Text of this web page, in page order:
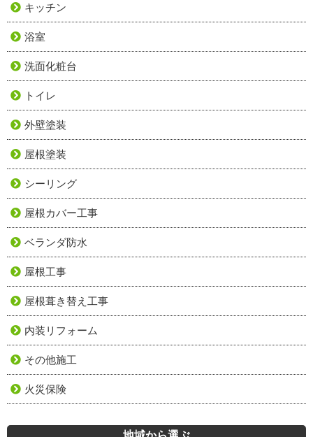
キッチン
浴室
洗面化粧台
トイレ
外壁塗装
屋根塗装
シーリング
屋根カバー工事
ベランダ防水
屋根工事
屋根葺き替え工事
内装リフォーム
その他施工
火災保険